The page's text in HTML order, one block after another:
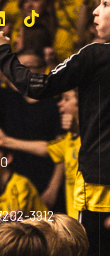
3912